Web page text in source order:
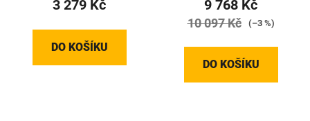
3 279 Kč
DO KOŠÍKU
9 768 Kč
10 097 Kč (–3 %)
DO KOŠÍKU